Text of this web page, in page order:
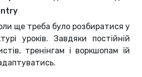
ще треба було розбиратися у
уроків. Завдяки постійній
тренінгам і воркшопам їй